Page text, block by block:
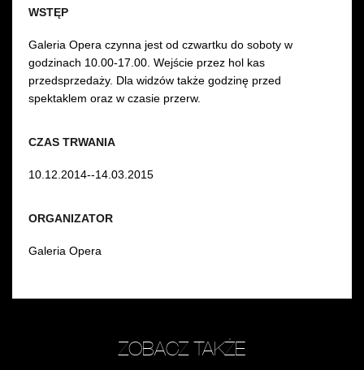
ORGANIZATOR
Galeria Opera
CZAS TRWANIA
10.12.2014--14.03.2015
WSTĘP
Galeria Opera czynna jest od czwartku do soboty w
godzinach 10.00-17.00. Wejście przez hol kas
przedsprzedaży. Dla widzów także godzinę przed
spektaklem oraz w czasie przerw.
ZOBACZ TAKŻE